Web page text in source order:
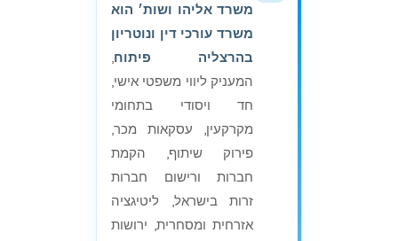
משרד אליהו ושות׳ הוא
משרד עורכי דין ונוטריון
בהרצליה פיתוח,
המעניק ליווי משפטי אישי,
חד ויסודי בתחומי
מקרקעין, עסקאות מכר,
פירוק שיתוף, הקמת
חברות ורישום חברות
זרות בישראל, ליטיגציה
אזרחית ומסחרית, ירושות